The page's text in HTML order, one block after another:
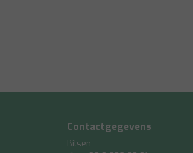
Contactgegevens
Bilsen